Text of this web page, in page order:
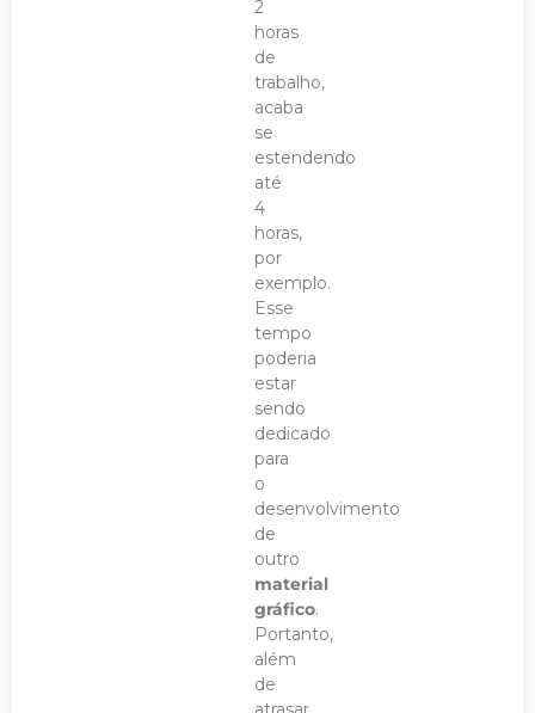
2
horas
de
trabalho,
acaba
se
estendendo
até
4
horas,
por
exemplo.
Esse
tempo
poderia
estar
sendo
dedicado
para
o
desenvolvimento
de
outro
material
gráfico.
Portanto,
além
de